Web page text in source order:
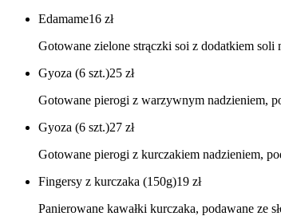
Edamame16 zł
Gotowane zielone strączki soi z dodatkiem
Gyoza (6 szt.)25 zł
Gotowane pierogi z warzywnym nadzieniem,
Gyoza (6 szt.)27 zł
Gotowane pierogi z kurczakiem nadzieniem,
Fingersy z kurczaka (150g)19 zł
Panierowane kawałki kurczaka, podawane ze